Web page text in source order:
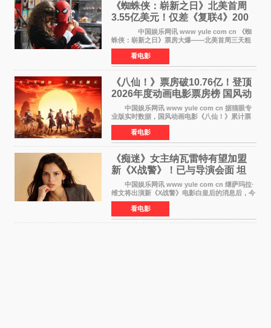
《蜘蛛侠：崭新之日》北美首周
3.55亿美元！仅差《复联4》200
万 影史第二全球开画
中国娱乐网讯 www yule com cn 《蜘
蛛侠：崭新之日》票房大爆——北美首周三天粗
报3 55亿美元，仅比影史最高北美开画《复仇者
联盟4：终局之战》的3 571亿美元少200万出头，
精报调整后仍
看电影
《八仙！》票房破10.76亿！登顶
2026年度动画电影票房榜 国风动
画逆袭暑期档
中国娱乐网讯 www yule com cn 据猫眼专
业版实时数据，国风动画电影《八仙！》累计票
房突破10 76亿元，超过《熊出没·年年有熊》，
暂列2026年度动画影片票房榜冠军。该片自暑期
档登陆院线以
看电影
《痴迷》女主纳瓦雷特有望加盟
新《X战警》！已与导演会面 坦
言“魔形女一直很酷”
中国娱乐网讯 www yule com cn 继萨玛拉·
维文将出演新《X战警》电影白皇后的消息后，今
年暑期档大热恐怖片《痴迷》女主角印达·纳瓦雷
特也有望加盟这部备受瞩目的漫威新作——目前
还处于有
看电影